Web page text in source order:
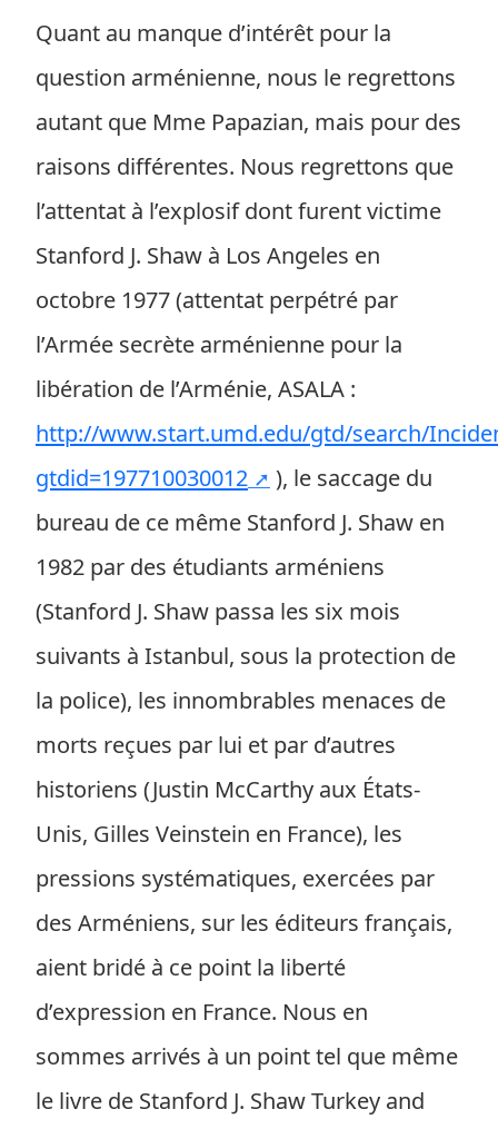
Quant au manque d’intérêt pour la
question arménienne, nous le regrettons
autant que Mme Papazian, mais pour des
raisons différentes. Nous regrettons que
l’attentat à l’explosif dont furent victime
Stanford J. Shaw à Los Angeles en
octobre 1977 (attentat perpétré par
l’Armée secrète arménienne pour la
libération de l’Arménie, ASALA :
http://www.start.umd.edu/gtd/search/
gtdid=197710030012
), le saccage du
bureau de ce même Stanford J. Shaw en
1982 par des étudiants arméniens
(Stanford J. Shaw passa les six mois
suivants à Istanbul, sous la protection de
la police), les innombrables menaces de
morts reçues par lui et par d’autres
historiens (Justin McCarthy aux États-
Unis, Gilles Veinstein en France), les
pressions systématiques, exercées par
des Arméniens, sur les éditeurs français,
aient bridé à ce point la liberté
d’expression en France. Nous en
sommes arrivés à un point tel que même
le livre de Stanford J. Shaw Turkey and